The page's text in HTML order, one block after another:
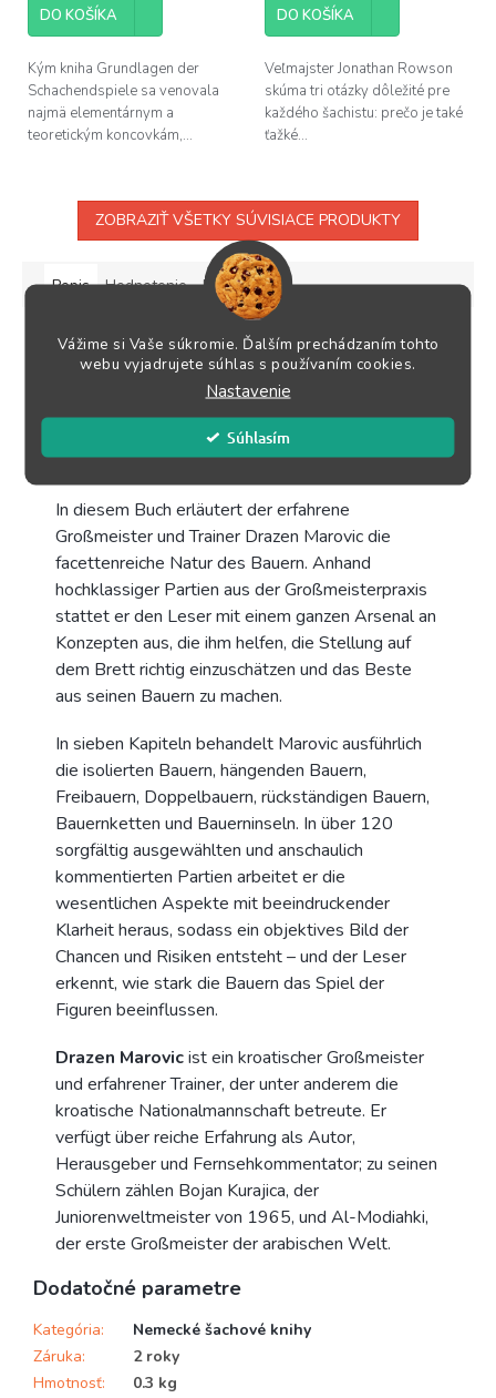
Vážime si Vaše súkromie. Ďalším prechádzaním tohto
webu vyjadrujete súhlas s používaním cookies.
Nastavenie
Súhlasím
DO KOŠÍKA
Kým kniha Grundlagen der
Schachendspiele sa venovala
najmä elementárnym a
teoretickým koncovkám,...
DO KOŠÍKA
Veľmajster Jonathan Rowson
skúma tri otázky dôležité pre
každého šachistu: prečo je také
ťažké...
ZOBRAZIŤ VŠETKY SÚVISIACE PRODUKTY
Popis Hodnotenie Diskusia
Podrobný popis
Jazyk nemecký
In diesem Buch erläutert der erfahrene
Großmeister und Trainer Drazen Marovic die
facettenreiche Natur des Bauern. Anhand
hochklassiger Partien aus der Großmeisterpraxis
stattet er den Leser mit einem ganzen Arsenal an
Konzepten aus, die ihm helfen, die Stellung auf
dem Brett richtig einzuschätzen und das Beste
aus seinen Bauern zu machen.
In sieben Kapiteln behandelt Marovic ausführlich
die isolierten Bauern, hängenden Bauern,
Freibauern, Doppelbauern, rückständigen Bauern,
Bauernketten und Bauerninseln. In über 120
sorgfältig ausgewählten und anschaulich
kommentierten Partien arbeitet er die
wesentlichen Aspekte mit beeindruckender
Klarheit heraus, sodass ein objektives Bild der
Chancen und Risiken entsteht – und der Leser
erkennt, wie stark die Bauern das Spiel der
Figuren beeinflussen.
Drazen Marovicist ein kroatischer Großmeister
und erfahrener Trainer, der unter anderem die
kroatische Nationalmannschaft betreute. Er
verfügt über reiche Erfahrung als Autor,
Herausgeber und Fernsehkommentator; zu seinen
Schülern zählen Bojan Kurajica, der
Juniorenweltmeister von 1965, und Al-Modiahki,
der erste Großmeister der arabischen Welt.
Dodatočné parametre
Kategória:
Nemecké šachové knihy
Záruka:
2 roky
Hmotnosť:
0.3 kg